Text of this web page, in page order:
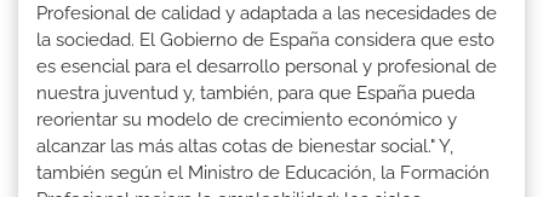
Profesional de calidad y adaptada a las necesidades de
la sociedad. El Gobierno de España considera que esto
es esencial para el desarrollo personal y profesional de
nuestra juventud y, también, para que España pueda
reorientar su modelo de crecimiento económico y
alcanzar las más altas cotas de bienestar social." Y,
también según el Ministro de Educación, la Formación